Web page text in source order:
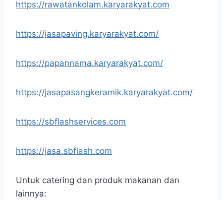
https://rawatankolam.karyarakyat.com
https://jasapaving.karyarakyat.com/
https://papannama.karyarakyat.com/
https://jasapasangkeramik.karyarakyat.com/
https://sbflashservices.com
https://jasa.sbflash.com
Untuk catering dan produk makanan dan
lainnya: